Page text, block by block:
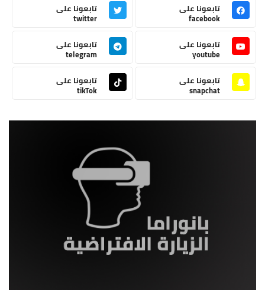
تابعونا على
facebook
تابعونا على
twitter
تابعونا على
youtube
تابعونا على
telegram
تابعونا على
snapchat
تابعونا على
tikTok